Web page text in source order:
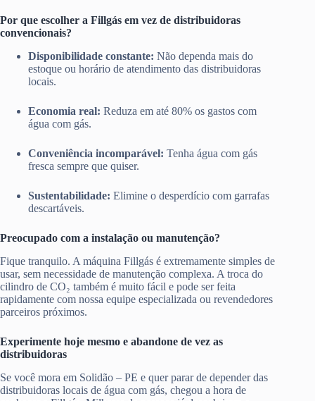
Por que escolher a Fillgás em vez de distribuidoras
convencionais?
Disponibilidade constante: Não dependa mais do
estoque ou horário de atendimento das distribuidoras
locais.
Economia real: Reduza em até 80% os gastos com
água com gás.
Conveniência incomparável: Tenha água com gás
fresca sempre que quiser.
Sustentabilidade: Elimine o desperdício com garrafas
descartáveis.
Preocupado com a instalação ou manutenção?
Fique tranquilo. A máquina Fillgás é extremamente simples de
usar, sem necessidade de manutenção complexa. A troca do
cilindro de CO₂ também é muito fácil e pode ser feita
rapidamente com nossa equipe especializada ou revendedores
parceiros próximos.
Experimente hoje mesmo e abandone de vez as
distribuidoras
Se você mora em Solidão – PE e quer parar de depender das
distribuidoras locais de água com gás, chegou a hora de